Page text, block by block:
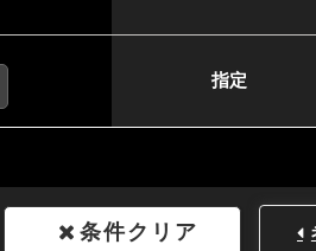
指定
条件クリア